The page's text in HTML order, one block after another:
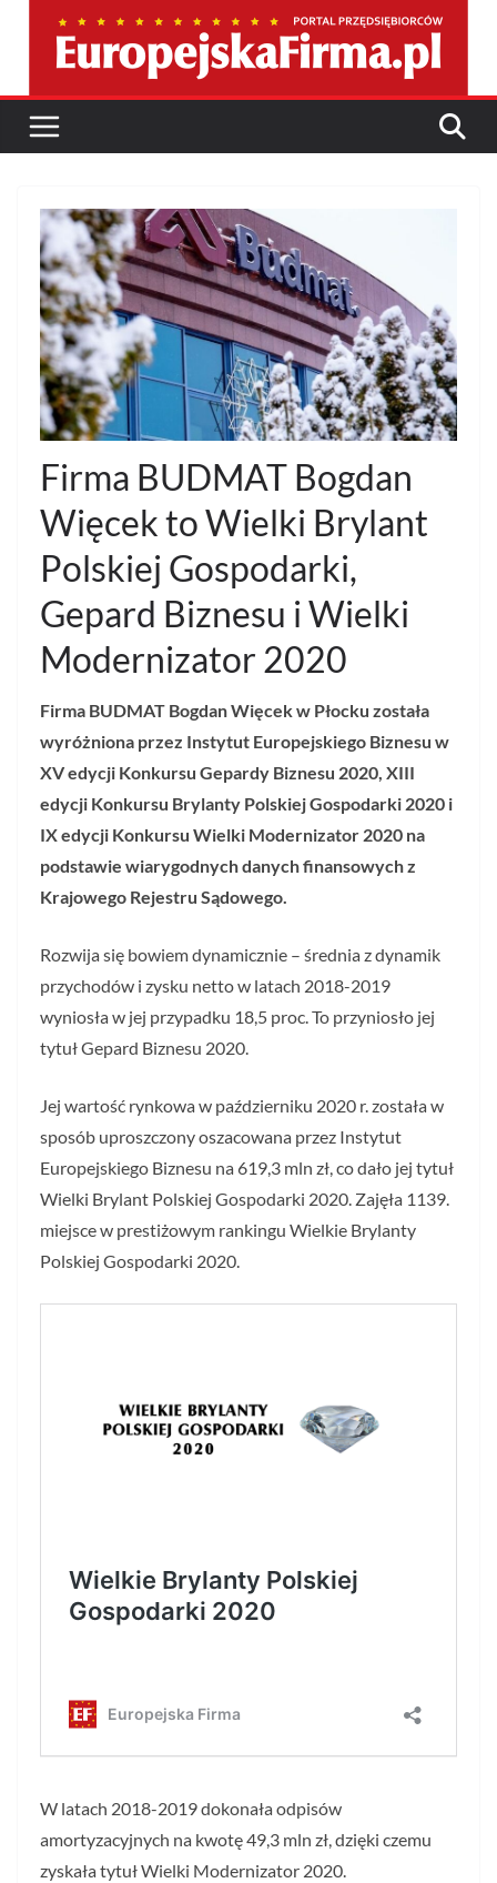
Firma BUDMAT Bogdan
Więcek to Wielki Brylant
Polskiej Gospodarki,
Gepard Biznesu i Wielki
Modernizator 2020
Firma BUDMAT Bogdan Więcek w Płocku została
wyróżniona przez Instytut Europejskiego Biznesu w
XV edycji Konkursu Gepardy Biznesu 2020, XIII
edycji Konkursu Brylanty Polskiej Gospodarki 2020 i
IX edycji Konkursu Wielki Modernizator 2020 na
podstawie wiarygodnych danych finansowych z
Krajowego Rejestru Sądowego.
Rozwija się bowiem dynamicznie – średnia z dynamik
przychodów i zysku netto w latach 2018-2019
wyniosła w jej przypadku 18,5 proc. To przyniosło jej
tytuł Gepard Biznesu 2020.
Jej wartość rynkowa w październiku 2020 r. została w
sposób uproszczony oszacowana przez Instytut
Europejskiego Biznesu na 619,3 mln zł, co dało jej tytuł
Wielki Brylant Polskiej Gospodarki 2020. Zajęła 1139.
miejsce w prestiżowym rankingu Wielkie Brylanty
Polskiej Gospodarki 2020.
W latach 2018-2019 dokonała odpisów
amortyzacyjnych na kwotę 49,3 mln zł, dzięki czemu
zyskała tytuł Wielki Modernizator 2020.